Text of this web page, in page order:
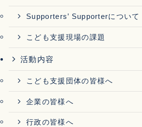
Supporters’ Supporterについて
こども支援現場の課題
活動内容
こども支援団体の皆様へ
企業の皆様へ
行政の皆様へ